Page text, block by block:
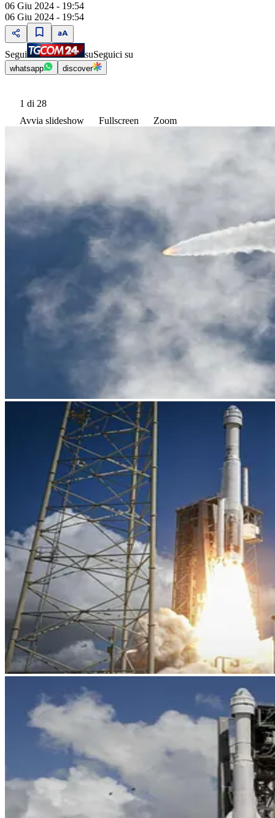
06 Giu 2024 - 19:54
06 Giu 2024 - 19:54
Segui suSeguici su
whatsapp discover
1 di 28
Avvia slideshow
Fullscreen Zoom